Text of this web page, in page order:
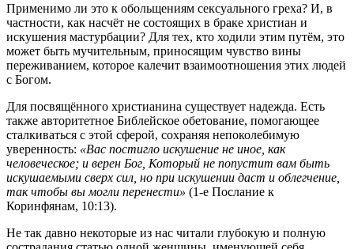
Применимо ли это к обольщениям сексуального греха? И, в
частности, как насчёт не состоящих в браке христиан и
искушения мастурбации? Для тех, кто ходили этим путём, это
может быть мучительным, приносящим чувство вины
переживанием, которое калечит взаимоотношения этих людей
с Богом.
Для посвящённого христианина существует надежда. Есть
также авторитетное Библейское обетование, помогающее
сталкиваться с этой сферой, сохраняя непоколебимую
уверенность: «Вас постигло искушение не иное, как
человеческое; и верен Бог, Который не попустит вам быть
искушаемыми сверх сил, но при искушении даст и облегчение,
так чтобы вы могли перенести» (1-е Послание к
Коринфянам, 10:13).
Не так давно некоторые из нас читали глубокую и полную